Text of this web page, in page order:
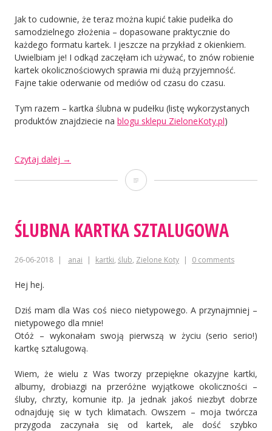
Jak to cudownie, że teraz można kupić takie pudełka do
samodzielnego złożenia – dopasowane praktycznie do
każdego formatu kartek. I jeszcze na przykład z okienkiem.
Uwielbiam je! I odkąd zaczęłam ich używać, to znów robienie
kartek okolicznościowych sprawia mi dużą przyjemność.
Fajne takie oderwanie od mediów od czasu do czasu.
Tym razem – kartka ślubna w pudełku (listę wykorzystanych
produktów znajdziecie na blogu sklepu ZieloneKoty.pl)
Czytaj dalej „Ślubna
w
→
Ślubna
w
ŚLUBNA KARTKA SZTALUGOWA
26-06-2018 anai kartki, ślub, Zielone Koty 0 comments
Hej hej.
Dziś mam dla Was coś nieco nietypowego. A przynajmniej –
nietypowego dla mnie!
Otóż – wykonałam swoją pierwszą w życiu (serio serio!)
kartkę sztalugową.
Wiem, że wielu z Was tworzy przepiękne okazyjne kartki,
albumy, drobiazgi na przeróżne wyjątkowe okoliczności –
śluby, chrzty, komunie itp. Ja jednak jakoś niezbyt dobrze
odnajduję się w tych klimatach. Owszem – moja twórcza
przygoda zaczynała się od kartek, ale dość szybko